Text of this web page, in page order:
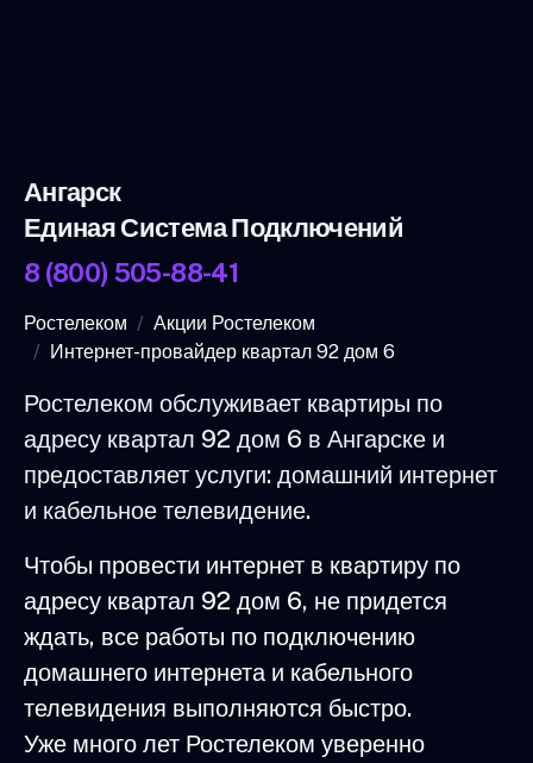
Ангарск
Единая Система Подключений
8 (800) 505-88-41
Ростелеком
Акции Ростелеком
Интернет-провайдер квартал 92 дом 6
Ростелеком обслуживает квартиры по
адресу квартал 92 дом 6 в Ангарске и
предоставляет услуги: домашний интернет
и кабельное телевидение.
Чтобы провести интернет в квартиру по
адресу квартал 92 дом 6, не придется
ждать, все работы по подключению
домашнего интернета и кабельного
телевидения выполняются быстро.
Уже много лет Ростелеком уверенно